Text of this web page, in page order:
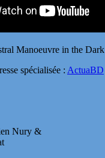
Manoeuvre in the Dark
spécialisée : ActuaBD
Nury &